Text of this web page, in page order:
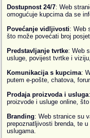
Dostupnost 24/7: Web
omogućuje kupcima da se
Povećanje vidljivosti: Web
što može povećati broj
Predstavljanje tvrtke: Web
usluge, povijest tvrtke i
Komunikacija s kupcima:
putem e-pošte, chatova,
Prodaja proizvoda i usluga
proizvode i usluge online,
Branding: Web stranice su
prepoznatljivosti brenda, te
uslugama.